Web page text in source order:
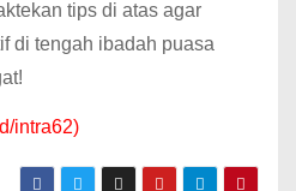
tips di atas agar
di tengah ibadah puasa
intra62)